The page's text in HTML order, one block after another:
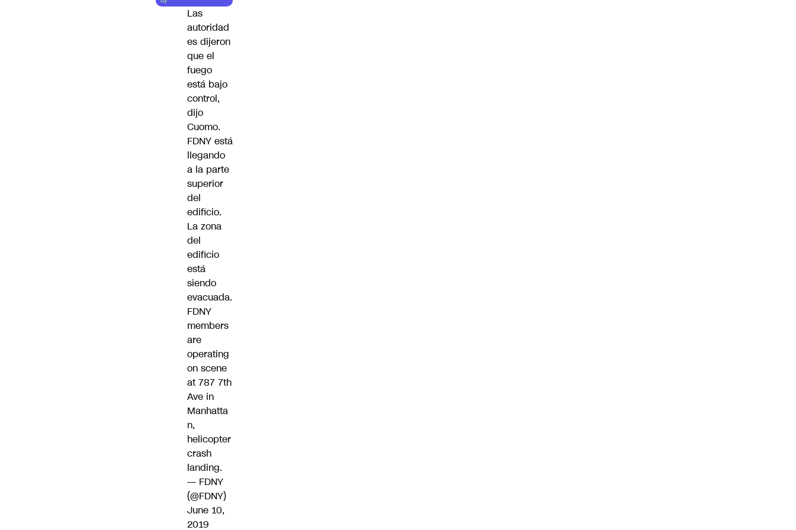
Las
autoridad
es dijeron
que el
fuego
está bajo
control,
dijo
Cuomo.
FDNY está
llegando
a la parte
superior
del
edificio.
La zona
del
edificio
está
siendo
evacuada.
FDNY
members
are
operating
on scene
at 787 7th
Ave in
Manhatta
n,
helicopter
crash
landing.
— FDNY
(@FDNY)
June 10,
2019